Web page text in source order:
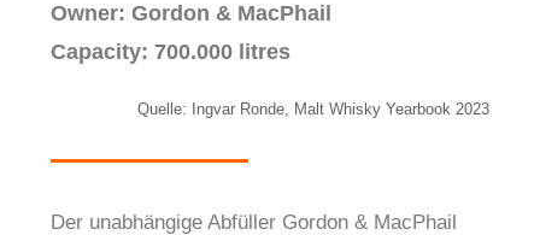
Owner: Gordon & MacPhail
Capacity: 700.000 litres
Quelle: Ingvar Ronde, Malt Whisky Yearbook 2023
Der unabhängige Abfüller Gordon & MacPhail